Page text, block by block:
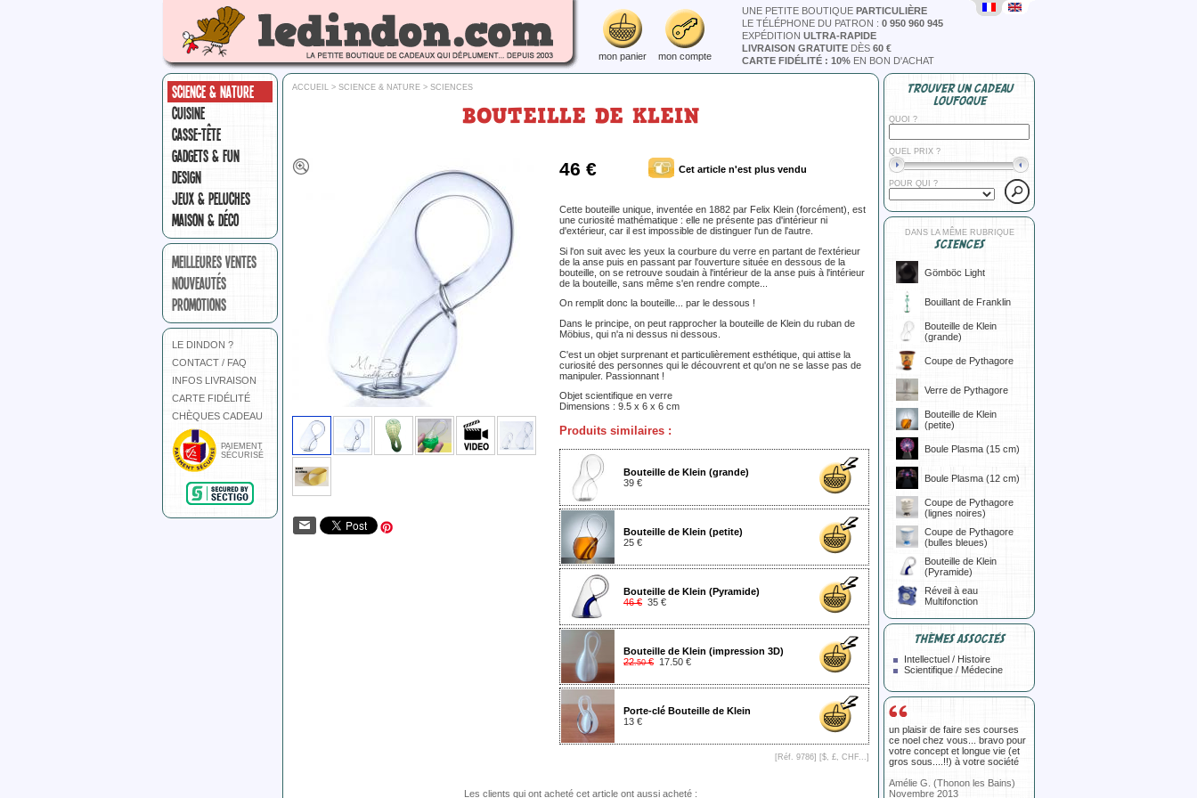
mon panier mon compte
UNE PETITE BOUTIQUE PARTICULIÈRE
LE TÉLÉPHONE DU PATRON : 0 950 960 945
EXPÉDITION ULTRA-RAPIDE
LIVRAISON GRATUITE DÈS 60 €
CARTE FIDÉLITÉ : 10% EN BON D'ACHAT
SCIENCE & NATURE
CUISINE
CASSE-TÊTE
GADGETS & FUN
DESIGN
JEUX & PELUCHES
MAISON & DÉCO
MEILLEURES VENTES
NOUVEAUTÉS
PROMOTIONS
LE DINDON ?
CONTACT / FAQ
INFOS LIVRAISON
CARTE FIDÉLITÉ
CHÈQUES CADEAU
PAIEMENT
SÉCURISÉ
ACCUEIL > SCIENCE & NATURE > SCIENCES
BOUTEILLE DE KLEIN
46 € Cet article n'est plus vendu
Cette bouteille unique, inventée en 1882 par Felix Klein (forcément), est
une curiosité mathématique : elle ne présente pas d'intérieur ni
d'extérieur, car il est impossible de distinguer l'un de l'autre.
Si l'on suit avec les yeux la courbure du verre en partant de l'extérieur
de la anse puis en passant par l'ouverture située en dessous de la
bouteille, on se retrouve soudain à l'intérieur de la anse puis à l'intérieur
de la bouteille, sans même s'en rendre compte...
On remplit donc la bouteille... par le dessous !
Dans le principe, on peut rapprocher la bouteille de Klein du ruban de
Möbius, qui n'a ni dessus ni dessous.
C'est un objet surprenant et particulièrement esthétique, qui attise la
curiosité des personnes qui le découvrent et qu'on ne se lasse pas de
manipuler. Passionnant !
Objet scientifique en verre
Dimensions : 9.5 x 6 x 6 cm
Produits similaires :
Bouteille de Klein (grande)
39 €
Bouteille de Klein (petite)
25 €
Bouteille de Klein (Pyramide)
46 € 35 €
Bouteille de Klein (impression 3D)
22.50€ 17.50 €
Porte-clé Bouteille de Klein
13 €
[Réf. 9786] [$, £, CHF...]
Les clients qui ont acheté cet article ont aussi acheté :
TROUVER UN CADEAU
LOUFOQUE
QUOI ?
QUEL PRIX ?
POUR QUI ?
DANS LA MÊME RUBRIQUE
SCIENCES
Gömböc Light
Bouillant de Franklin
Bouteille de Klein
(grande)
Coupe de Pythagore
Verre de Pythagore
Bouteille de Klein
(petite)
Boule Plasma (15 cm)
Boule Plasma (12 cm)
Coupe de Pythagore
(lignes noires)
Coupe de Pythagore
(bulles bleues)
Bouteille de Klein
(Pyramide)
Réveil à eau
Multifonction
THÈMES ASSOCIÉS
Intellectuel / Histoire
Scientifique / Médecine
un plaisir de faire ses courses
ce noel chez vous... bravo pour
votre concept et longue vie (et
gros sous....!!) à votre société
Amélie G. (Thonon les Bains)
Novembre 2013